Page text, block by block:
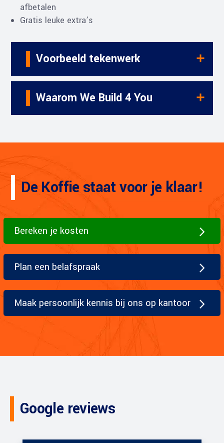
afbetalen
Gratis leuke extra’s
Voorbeeld tekenwerk
Waarom We Build 4 You
De Koffie staat voor je klaar!
Bereken je kosten
Plan een belafspraak
Maak persoonlijk kennis bij ons op kantoor
Google reviews